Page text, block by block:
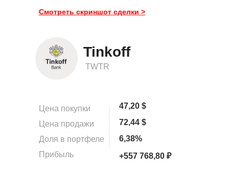
Смотреть скриншот сделки >
TWTR
Tinkoff
Цена покупки
Цена продажи
47,20 $
72,44 $
Доля в портфеле
Прибыль
6,38%
+557 768,80 ₽